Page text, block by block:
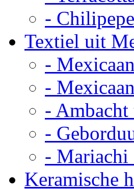
-
Textiel uit
-
-
- Ambacht
-
- Mariachi
Keramische